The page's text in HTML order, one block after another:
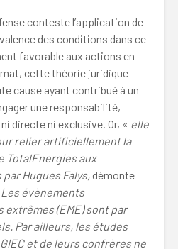
conteste l’application de
des conditions dans ce
favorable aux actions en
cette théorie juridique
cause ayant contribué à un
une responsabilité,
directe ni exclusive. Or, « elle
relier artificiellement la
TotalEnergies aux
Hugues Falys, démonte
Les évènements
(EME) sont par
Par ailleurs, les études
et de leurs confrères ne